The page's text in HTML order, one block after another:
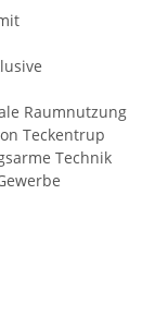
Raumnutzung
Teckentrup
Technik